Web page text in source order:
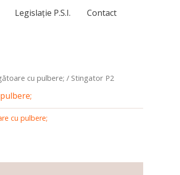
Legislație P.S.I.
Contact
cu pulbere; / Stingator P2
cu pulbere;